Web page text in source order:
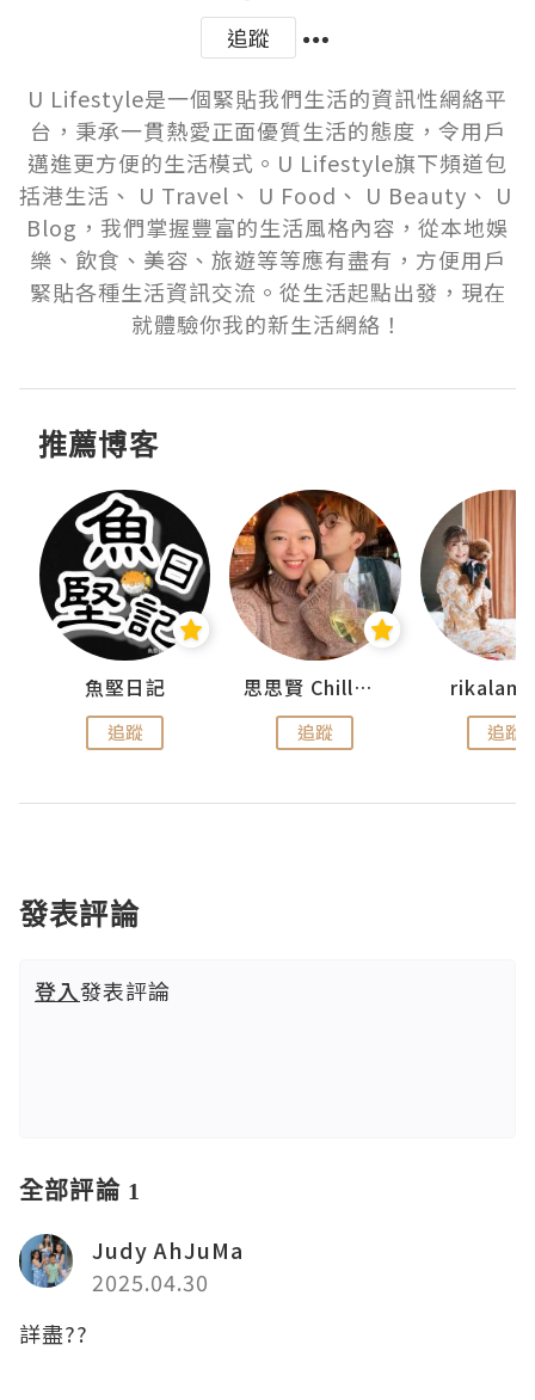
追蹤
U Lifestyle是一個緊貼我們生活的資訊性網絡平
台，秉承一貫熱愛正面優質生活的態度，令用戶
邁進更方便的生活模式。U Lifestyle旗下頻道包
括港生活、 U Travel、 U Food、 U Beauty、 U
Blog，我們掌握豐富的生活風格內容，從本地娛
樂、飲食、美容、旅遊等等應有盡有，方便用戶
緊貼各種生活資訊交流。從生活起點出發，現在
就體驗你我的新生活網絡！
推薦博客
魚堅日記
追蹤
思思賢 ChillMyBabe
追蹤 追蹤
發表評論
登入發表評論
全部評論 1
Judy AhJuMa
2025.04.30
詳盡??